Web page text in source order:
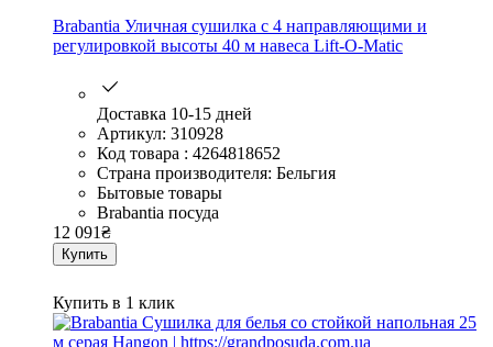
Brabantia Уличная сушилка с 4 направляющими и
регулировкой высоты 40 м навеса Lift-O-Matic
Доставка 10-15 дней
Артикул: 310928
Код товара : 4264818652
Страна производителя: Бельгия
Бытовые товары
Brabantia посуда
12 091₴
Купить
Купить в 1 клик